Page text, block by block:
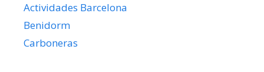
Actividades Barcelona
Benidorm
Carboneras